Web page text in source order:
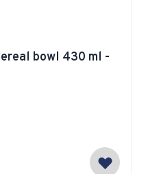
bowl 430 ml -